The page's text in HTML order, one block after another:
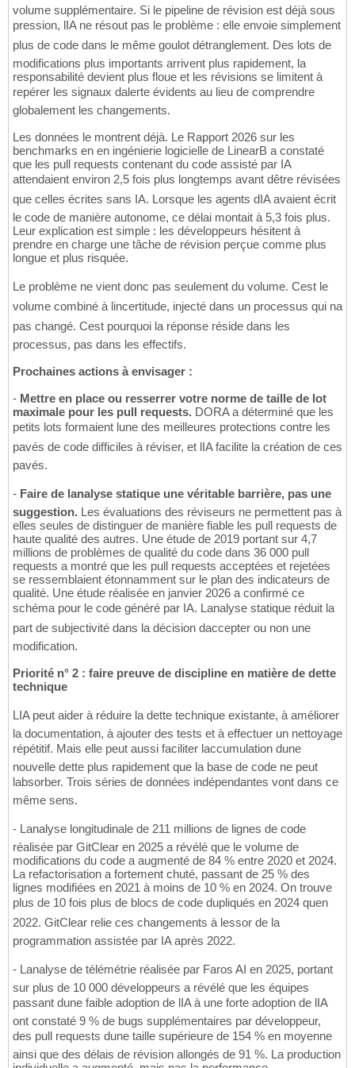
volume supplémentaire. Si le pipeline de révision est déjà sous
pression, lIA ne résout pas le problème : elle envoie simplement
plus de code dans le même goulot détranglement. Des lots de
modifications plus importants arrivent plus rapidement, la
responsabilité devient plus floue et les révisions se limitent à
repérer les signaux dalerte évidents au lieu de comprendre
globalement les changements.
Les données le montrent déjà. Le Rapport 2026 sur les
benchmarks en en ingénierie logicielle de LinearB a constaté
que les pull requests contenant du code assisté par IA
attendaient environ 2,5 fois plus longtemps avant dêtre révisées
que celles écrites sans IA. Lorsque les agents dIA avaient écrit
le code de manière autonome, ce délai montait à 5,3 fois plus.
Leur explication est simple : les développeurs hésitent à
prendre en charge une tâche de révision perçue comme plus
longue et plus risquée.
Le problème ne vient donc pas seulement du volume. Cest le
volume combiné à lincertitude, injecté dans un processus qui na
pas changé. Cest pourquoi la réponse réside dans les
processus, pas dans les effectifs.
Prochaines actions à envisager :
- Mettre en place ou resserrer votre norme de taille de lot
maximale pour les pull requests. DORA a déterminé que les
petits lots formaient lune des meilleures protections contre les
pavés de code difficiles à réviser, et lIA facilite la création de ces
pavés.
- Faire de lanalyse statique une véritable barrière, pas une
suggestion. Les évaluations des réviseurs ne permettent pas à
elles seules de distinguer de manière fiable les pull requests de
haute qualité des autres. Une étude de 2019 portant sur 4,7
millions de problèmes de qualité du code dans 36 000 pull
requests a montré que les pull requests acceptées et rejetées
se ressemblaient étonnamment sur le plan des indicateurs de
qualité. Une étude réalisée en janvier 2026 a confirmé ce
schéma pour le code généré par IA. Lanalyse statique réduit la
part de subjectivité dans la décision daccepter ou non une
modification.
Priorité n° 2 : faire preuve de discipline en matière de dette
technique
LIA peut aider à réduire la dette technique existante, à améliorer
la documentation, à ajouter des tests et à effectuer un nettoyage
répétitif. Mais elle peut aussi faciliter laccumulation dune
nouvelle dette plus rapidement que la base de code ne peut
labsorber. Trois séries de données indépendantes vont dans ce
même sens.
- Lanalyse longitudinale de 211 millions de lignes de code
réalisée par GitClear en 2025 a révélé que le volume de
modifications du code a augmenté de 84 % entre 2020 et 2024.
La refactorisation a fortement chuté, passant de 25 % des
lignes modifiées en 2021 à moins de 10 % en 2024. On trouve
plus de 10 fois plus de blocs de code dupliqués en 2024 quen
2022. GitClear relie ces changements à lessor de la
programmation assistée par IA après 2022.
- Lanalyse de télémétrie réalisée par Faros AI en 2025, portant
sur plus de 10 000 développeurs a révélé que les équipes
passant dune faible adoption de lIA à une forte adoption de lIA
ont constaté 9 % de bugs supplémentaires par développeur,
des pull requests dune taille supérieure de 154 % en moyenne
ainsi que des délais de révision allongés de 91 %. La production